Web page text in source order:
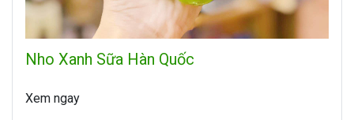
Nho Xanh Sữa Hàn Quốc
Xem ngay